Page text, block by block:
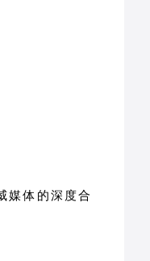
媒体的深度合